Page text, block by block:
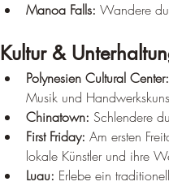
Manoa Falls: Wandere
Kultur &
Polynesien Cultural Center:
Musik und
Chinatown: Schlendere
First Friday: Am ersten
lokale Künstler und ihre
Luau: Erlebe ein